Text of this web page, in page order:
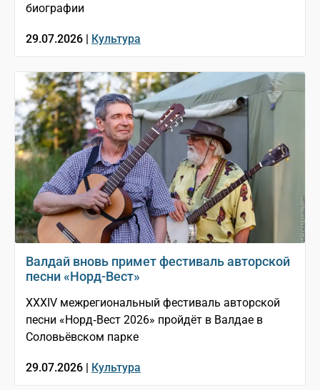
биографии
29.07.2026 | Культура
Валдай вновь примет фестиваль авторской
песни «Норд-Вест»
XXXIV межрегиональный фестиваль авторской
песни «Норд‑Вест 2026» пройдёт в Валдае в
Соловьёвском парке
29.07.2026 | Культура